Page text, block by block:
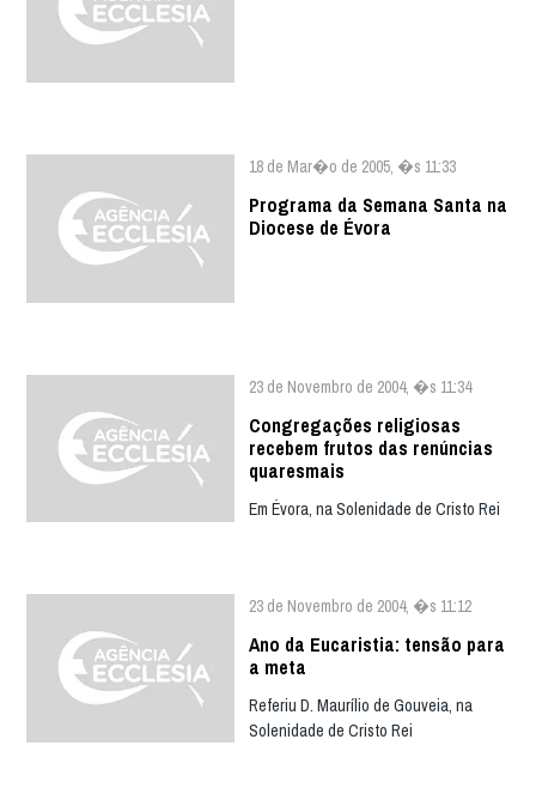
18 de Mar�o de 2005, �s 11:33
Programa da Semana Santa na
Diocese de Évora
23 de Novembro de 2004, �s 11:34
Congregações religiosas
recebem frutos das renúncias
quaresmais
Em Évora, na Solenidade de Cristo Rei
23 de Novembro de 2004, �s 11:12
Ano da Eucaristia: tensão para
a meta
Referiu D. Maurílio de Gouveia, na
Solenidade de Cristo Rei